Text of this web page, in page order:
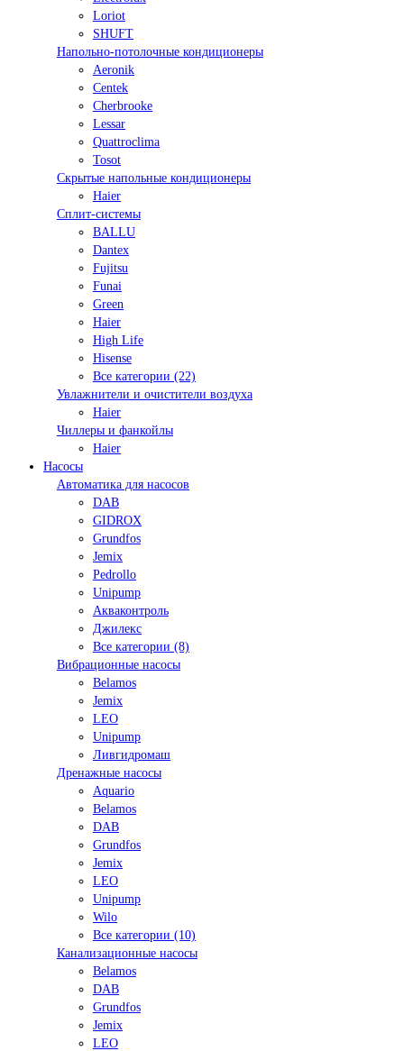
Loriot
SHUFT
Напольно-потолочные кондиционеры
Aeronik
Centek
Cherbrooke
Lessar
Quattroclima
Tosot
Скрытые напольные кондиционеры
Haier
Сплит-системы
BALLU
Dantex
Fujitsu
Funai
Green
Haier
High Life
Hisense
Все категории (22)
Увлажнители и очистители воздуха
Haier
Чиллеры и фанкойлы
Haier
Насосы
Автоматика для насосов
DAB
GIDROX
Grundfos
Jemix
Pedrollo
Unipump
Акваконтроль
Джилекс
Все категории (8)
Вибрационные насосы
Belamos
Jemix
LEO
Unipump
Ливгидромаш
Дренажные насосы
Aquario
Belamos
DAB
Grundfos
Jemix
LEO
Unipump
Wilo
Все категории (10)
Канализационные насосы
Belamos
DAB
Grundfos
Jemix
LEO